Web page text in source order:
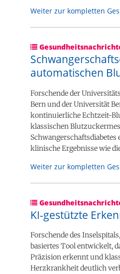
Weiter zur kompletten
automatischen
Forschende der
Bern und der Universität
kontinuierliche Echtzeit-
klassischen
klinische Ergebnisse wie
Weiter zur kompletten
KI-gestützte
Forschende des
basiertes Tool entwickelt,
Präzision erkennt und
Herzkrankheit deutlich